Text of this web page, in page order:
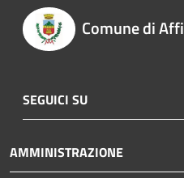
Comune di Affi
SEGUICI SU
AMMINISTRAZIONE